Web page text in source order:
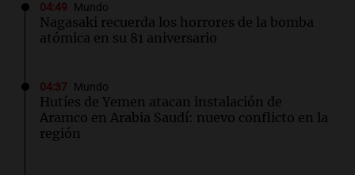
04:49 Mundo
Nagasaki recuerda los horrores de la bomba
atómica en su 81 aniversario
04:37 Mundo
Hutíes de Yemen atacan instalación de
Aramco en Arabia Saudí: nuevo conflicto en la
región